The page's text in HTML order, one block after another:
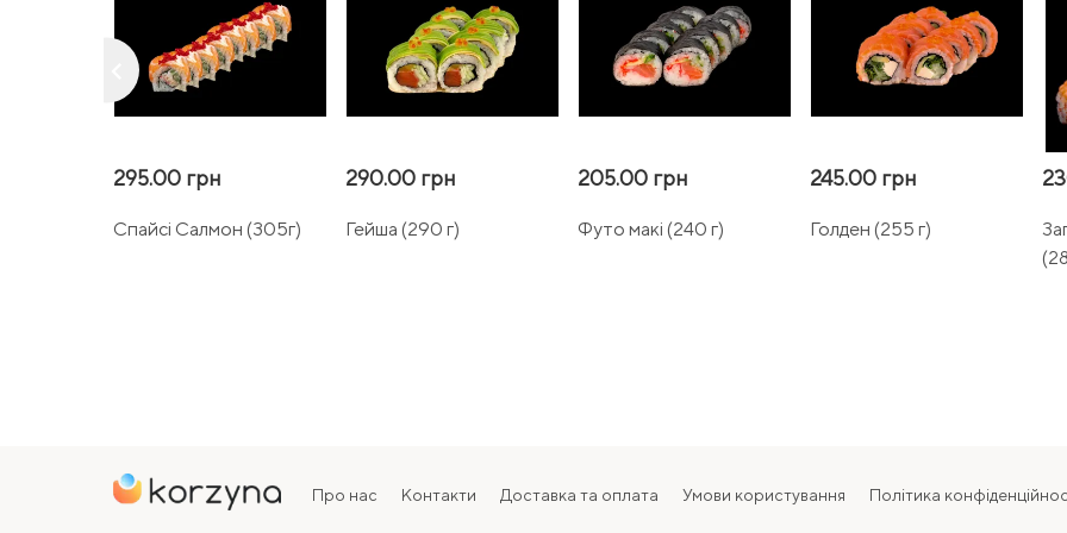
295.00 грн
Спайсі Салмон (305г)
290.00 грн
Гейша (290 г)
205.00 грн
Футо макі (240 г)
245.00 грн
Голден (255 г)
Про нас Контакти Доставка та оплата Умови користування Політика